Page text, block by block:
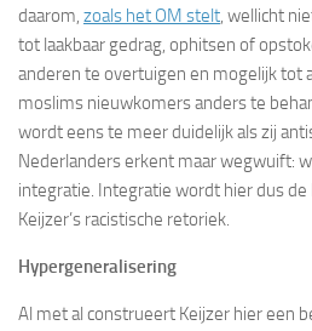
daarom, zoals het OM stelt, wellicht
tot laakbaar gedrag, ophitsen of
anderen te overtuigen en mogelijk tot
moslims nieuwkomers anders te
wordt eens te meer duidelijk als zij
Nederlanders erkent maar wegwuift:
integratie. Integratie wordt hier dus
Keijzer’s racistische retoriek.
Hypergeneralisering
Al met al construeert Keijzer hier een